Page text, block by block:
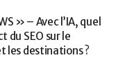
» – Avec l’IA, quel
du SEO sur le
les destinations ?